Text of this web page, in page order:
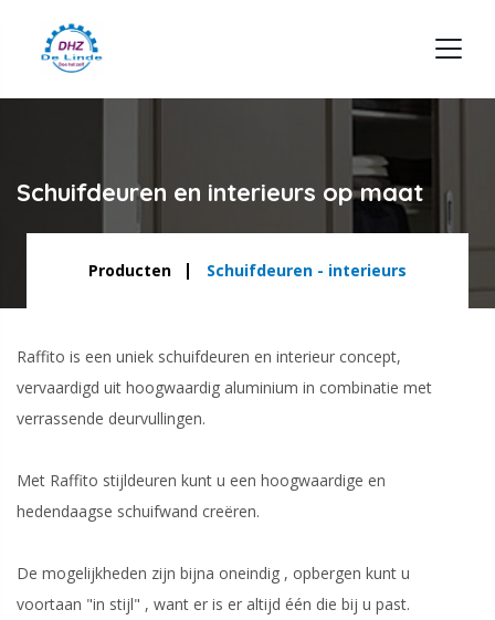
Schuifdeuren en interieurs op maat
Producten Schuifdeuren - interieurs
Raffito is een uniek schuifdeuren en interieur concept,
vervaardigd uit hoogwaardig aluminium in combinatie met
verrassende deurvullingen.
Met Raffito stijldeuren kunt u een hoogwaardige en
hedendaagse schuifwand creëren.
De mogelijkheden zijn bijna oneindig , opbergen kunt u
voortaan "in stijl" , want er is er altijd één die bij u past.